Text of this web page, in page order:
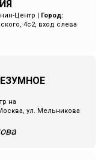
Центр
Город:
4с2, вход слева
на
ул. Мельникова